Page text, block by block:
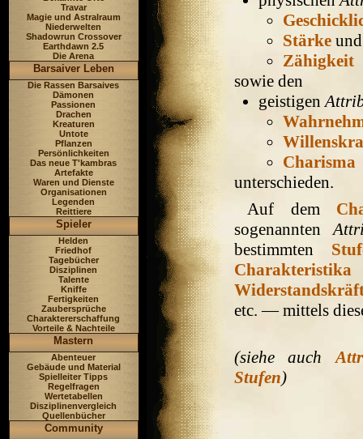
Travar
Magie und Astralraum
Niederwelten
Shadowrun Crossover
Earthdawn 2.5
Die Arena
Barsaiver Leben
Die Rassen Barsaives
Dämonen
Passionen
Drachen
Kreaturen
Untote
Pflanzen
Persönlichkeiten
Das neue T'kambras
Artefakte
Waren und Dienste
Organisationen
Legenden
Reittiere
Spieler
Helden
Friedhof
Tagebücher
Disziplinen
Talente
Kniffe
Fertigkeiten
Zaubersprüche
Charaktererschaffung
Vorteile & Nachteile
Mastern
Abenteuer
Gebäude und Material
Spielleiter Tipps
Regelfragen
Wertetabellen
Disziplinenvergleich
Quellenbücher
Community
Stärke und
Zähigkeit
sowie den
geistigen
Charisma
unterschieden.
Auf dem
sogenannten
bestimmten
Charakteristika
etc. — mittels
(siehe auch
Stufen)